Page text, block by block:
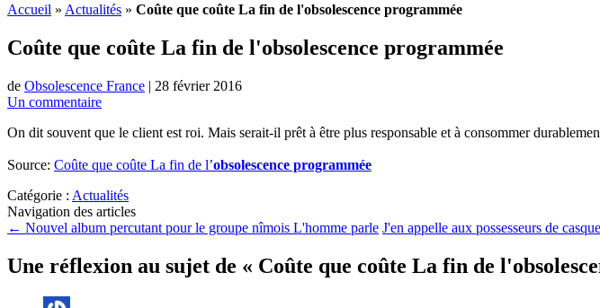
Accueil » Actualités » Coûte que coûte La fin de l'obsolescence programmée
Coûte que coûte La fin de l'obsolescence programmée
de Obsolescence France | 28 février 2016
Un commentaire
On dit souvent que le client est roi. Mais serait-il prêt à être plus responsable et à consommer
Source: Coûte que coûte La fin de l’obsolescence programmée
Catégorie : Actualités
Navigation des articles
← Nouvel album percutant pour le groupe nîmois L'homme parle J'en appelle aux possesseurs de
Une réflexion au sujet de « Coûte que coûte La fin de l'